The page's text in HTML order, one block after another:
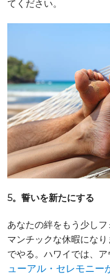
てください。
5。誓いを新たにする
あなたの絆をもう少し
マンチックな休暇にな
でやる。ハワイでは、
ューアル・セレモニー